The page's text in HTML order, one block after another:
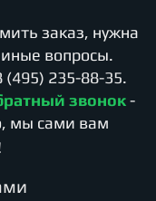
заказ, нужна
вопросы.
(495) 235-88-35.
звонок -
мы сами вам